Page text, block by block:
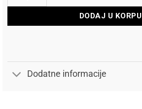
DODAJ U KORPU
Dodatne informacije